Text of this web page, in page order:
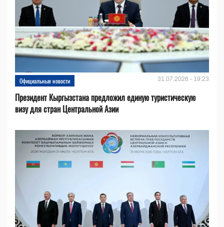
Официальные новости 31.07.2026 - 19:23
Президент Кыргызстана предложил единую туристическую
визу для стран Центральной Азии